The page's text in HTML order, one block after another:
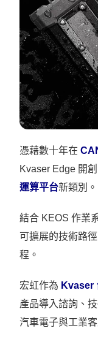
憑藉數十年在
Kvaser Edge 開
運算平台新類別。
結合 KEOS 作業
可擴展的技術路
程。
宏虹作為 Kvaser
產品導入諮詢、
汽車電子與工業